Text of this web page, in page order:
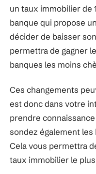
un taux immobilier de
banque qui propose
décider de baisser
permettra de gagner
banques les moins
Ces changements
est donc dans votre
prendre
sondez également
Cela vous permettra
taux immobilier le